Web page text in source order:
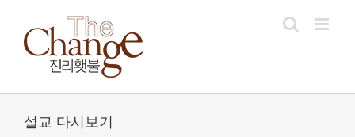
content
설교 다시보기